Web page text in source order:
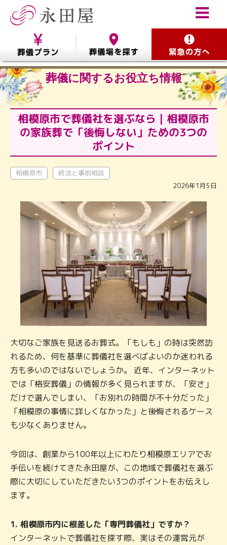
葬儀に関するお役立ち情報
相模原市で葬儀社を選ぶなら｜相模原市
の家族葬で「後悔しない」ための3つの
ポイント
相模原市
終活と事前相談
2026年1月5日
大切なご家族を見送るお葬式。「もしも」の時は突然訪
れるため、何を基準に葬儀社を選べばよいのか迷われる
方も多いのではないでしょうか。 近年、インターネット
では「格安葬儀」の情報が多く見られますが、「安さ」
だけで選んでしまい、「お別れの時間が不十分だった」
「相模原の事情に詳しくなかった」と後悔されるケース
も少なくありません。
今回は、創業から100年以上にわたり相模原エリアでお
手伝いを続けてきた永田屋が、この地域で葬儀社を選ぶ
際に大切にしていただきたい3つのポイントをお伝えし
ます。
1. 相模原市内に根差した「専門葬儀社」ですか？
インターネットで葬儀社を探す際、実はその運営元が